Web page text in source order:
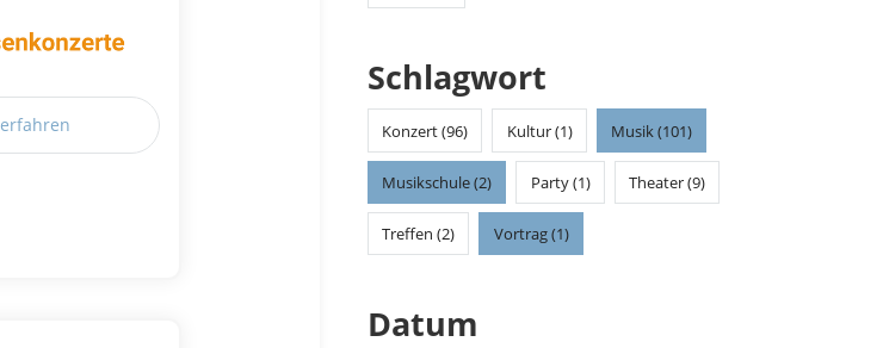
Schlagwort
Konzert (96) Kultur (1) Musik (101)
Musikschule (2) Party (1) Theater (9)
Treffen (2) Vortrag (1)
Datum